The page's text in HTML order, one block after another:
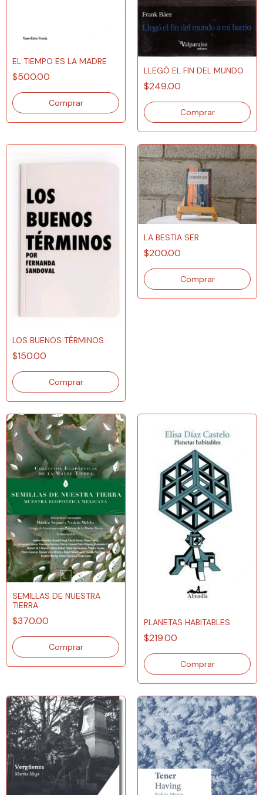
EL TIEMPO ES LA MADRE
$500.00 LLEGÓ EL FIN DEL MUNDO
$249.00
LOS BUENOS TÉRMINOS
$150.00
LA BESTIA SER
$200.00
SEMILLAS DE NUESTRA
TIERRA
$370.00 PLANETAS HABITABLES
$219.00